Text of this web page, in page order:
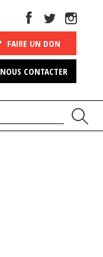
FAIRE UN DON
NOUS CONTACTER